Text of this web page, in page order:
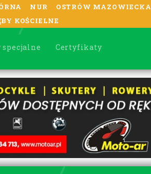
NUR OSTRÓW MAZOWIECKA
KOŚCIELNE
specjalne Certyfikaty